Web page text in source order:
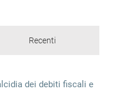
Recenti
dei debiti fiscali e